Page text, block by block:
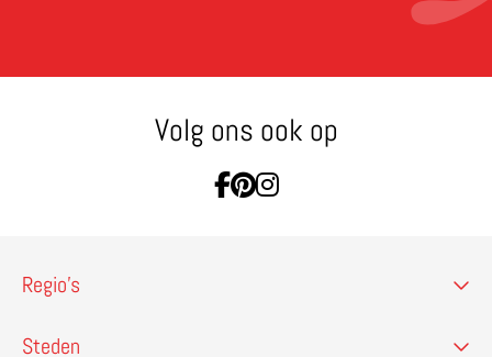
Volg ons ook op
Ga naar Facebook
Ga naar Pinterest
Ga naar Instagram
Regio’s
Steden